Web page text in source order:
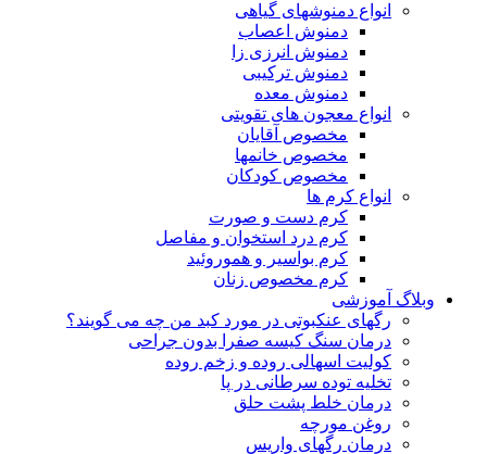
انواع دمنوشهای گیاهی
دمنوش اعصاب
دمنوش انرزی زا
دمنوش ترکیبی
دمنوش معده
انواع معجون های تقویتی
مخصوص آقایان
مخصوص خانمها
مخصوص کودکان
انواع کرم ها
کرم دست و صورت
کرم درد استخوان و مفاصل
کرم بواسیر و هموروئید
کرم مخصوص زنان
وبلاگ آموزشی
رگهای عنکبوتی در مورد کبد من چه می گویند؟
درمان سنگ کیسه صفرا بدون جراحی
کولیت اسهالی روده و زخم روده
تخلیه توده سرطانی در پا
درمان خلط پشت حلق
روغن مورچه
درمان رگهای واریس